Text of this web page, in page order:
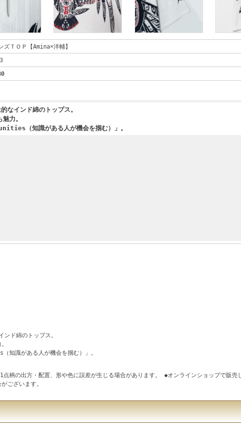
ズＴＯＰ【Amina×洋輔】
なインド綿のトップス。
力。
（知識がある人が機会を掴む）」。
ンド綿のトップス。
識がある人が機会を掴む）」。
柄の出方・配置、形や色に誤差が生じる場合があります。 ◆オンラインショップで販
ございます。